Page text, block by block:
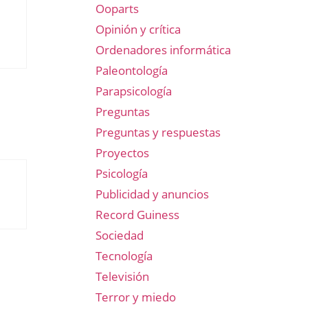
Ooparts
Opinión y crítica
Ordenadores informática
Paleontología
Parapsicología
Preguntas
Preguntas y respuestas
Proyectos
Psicología
Publicidad y anuncios
Record Guiness
Sociedad
Tecnología
Televisión
Terror y miedo